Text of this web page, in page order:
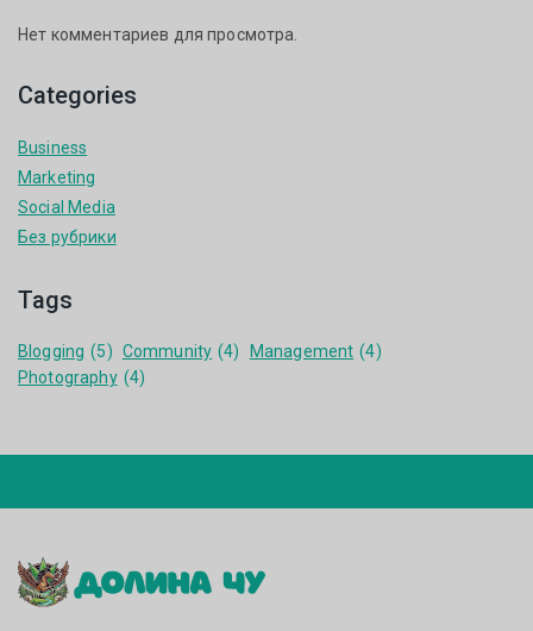
Нет комментариев для просмотра.
Categories
Business
Marketing
Social Media
Без рубрики
Tags
Blogging (5) Community (4) Management (4)
Photography (4)